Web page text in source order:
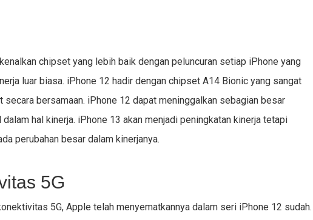
chipset yang lebih baik dengan peluncuran setiap iPhone yang
luar biasa. iPhone 12 hadir dengan chipset A14 Bionic yang sangat
secara bersamaan. iPhone 12 dapat meninggalkan sebagian besar
hal kinerja. iPhone 13 akan menjadi peningkatan kinerja tetapi
perubahan besar dalam kinerjanya.
5G
5G, Apple telah menyematkannya dalam seri iPhone 12 sudah.